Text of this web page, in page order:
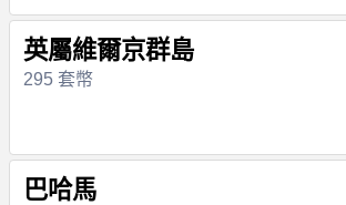
英屬維爾京群島
295 套幣
巴哈馬